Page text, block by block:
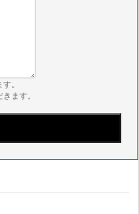
。
ます。